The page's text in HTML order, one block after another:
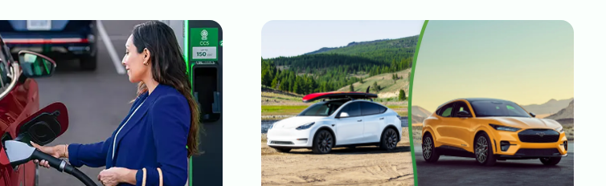
es el mejor para ti.
familiares eléctricas que te llevarán a donde necesitas ir.